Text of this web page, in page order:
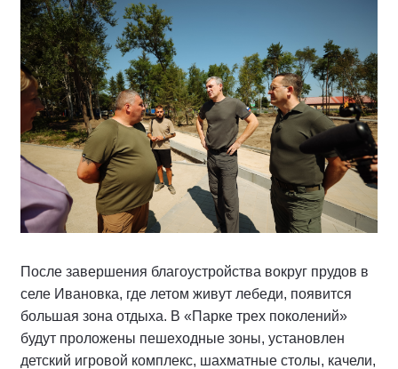
После завершения благоустройства вокруг прудов в
селе Ивановка, где летом живут лебеди, появится
большая зона отдыха. В «Парке трех поколений»
будут проложены пешеходные зоны, установлен
детский игровой комплекс, шахматные столы, качели,